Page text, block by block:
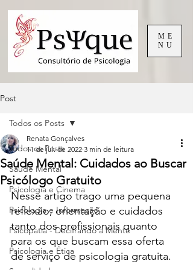
ME
NU
Post
Todos os Posts
Saude Mental
Psicologia e Cinema
Psicologia e Informação
Psicopatia - Decifrando a Mente
Psicologia e Ética
Todos os Posts
Saúde Mental: Cuidados ao Buscar
Psicólogo Gratuito
Renata Gonçalves
11 de jul. de 2022 3 min de leitura
Nesse artigo trago uma pequena
reflexão, orientação e cuidados
tanto dos profissionais quanto
para os que buscam essa oferta
de serviço de psicologia gratuita.